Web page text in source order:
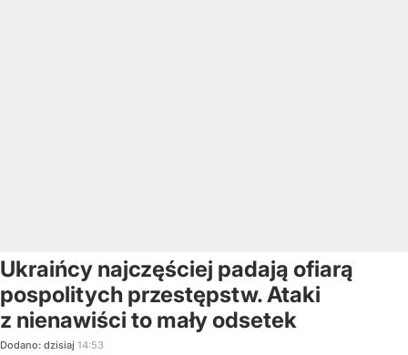
Ukraińcy najczęściej padają ofiarą
pospolitych przestępstw. Ataki
z nienawiści to mały odsetek
Dodano: dzisiaj 14:53